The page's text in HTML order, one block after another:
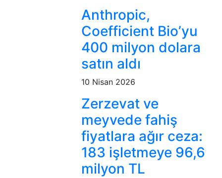
Anthropic,
Coefficient Bio’yu
400 milyon dolara
satın aldı
10 Nisan 2026
Zerzevat ve
meyvede fahiş
fiyatlara ağır ceza:
183 işletmeye 96,6
milyon TL